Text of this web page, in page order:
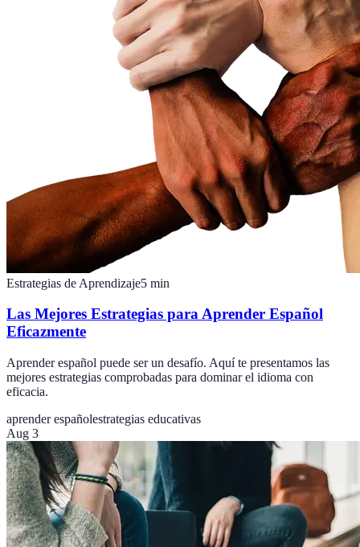
Estrategias de Aprendizaje5 min
Las Mejores Estrategias para Aprender Español
Eficazmente
Aprender español puede ser un desafío. Aquí te presentamos las
mejores estrategias comprobadas para dominar el idioma con
eficacia.
aprender españolestrategias educativas
Aug 3